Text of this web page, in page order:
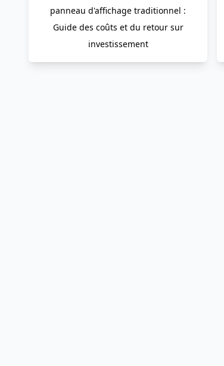
panneau d'affichage traditionnel :
Guide des coûts et du retour sur
investissement